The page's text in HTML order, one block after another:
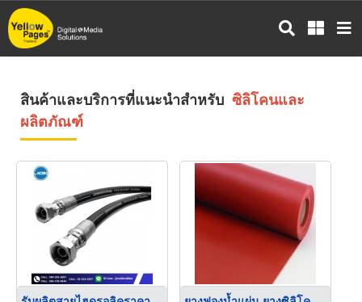
ข้าม
ไป
สินค้าและบริการที่แนะนำสำหรับ ซิลิโคนและ
ผลิตภัณฑ์